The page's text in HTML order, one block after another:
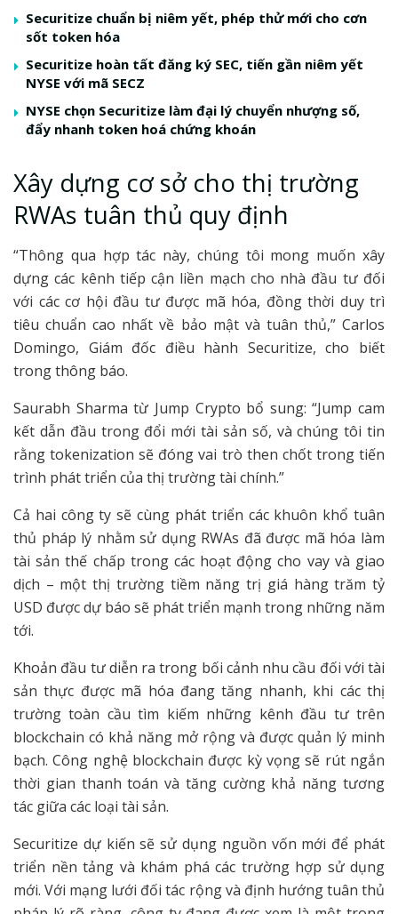
Securitize chuẩn bị niêm yết, phép thử mới cho cơn
sốt token hóa
Securitize hoàn tất đăng ký SEC, tiến gần niêm yết
NYSE với mã SECZ
NYSE chọn Securitize làm đại lý chuyển nhượng số,
đẩy nhanh token hoá chứng khoán
Xây dựng cơ sở cho thị trường
RWAs tuân thủ quy định
“Thông qua hợp tác này, chúng tôi mong muốn xây
dựng các kênh tiếp cận liền mạch cho nhà đầu tư đối
với các cơ hội đầu tư được mã hóa, đồng thời duy trì
tiêu chuẩn cao nhất về bảo mật và tuân thủ,” Carlos
Domingo, Giám đốc điều hành Securitize, cho biết
trong thông báo.
Saurabh Sharma từ Jump Crypto bổ sung: “Jump cam
kết dẫn đầu trong đổi mới tài sản số, và chúng tôi tin
rằng tokenization sẽ đóng vai trò then chốt trong tiến
trình phát triển của thị trường tài chính.”
Cả hai công ty sẽ cùng phát triển các khuôn khổ tuân
thủ pháp lý nhằm sử dụng RWAs đã được mã hóa làm
tài sản thế chấp trong các hoạt động cho vay và giao
dịch – một thị trường tiềm năng trị giá hàng trăm tỷ
USD được dự báo sẽ phát triển mạnh trong những năm
tới.
Khoản đầu tư diễn ra trong bối cảnh nhu cầu đối với tài
sản thực được mã hóa đang tăng nhanh, khi các thị
trường toàn cầu tìm kiếm những kênh đầu tư trên
blockchain có khả năng mở rộng và được quản lý minh
bạch. Công nghệ blockchain được kỳ vọng sẽ rút ngắn
thời gian thanh toán và tăng cường khả năng tương
tác giữa các loại tài sản.
Securitize dự kiến sẽ sử dụng nguồn vốn mới để phát
triển nền tảng và khám phá các trường hợp sử dụng
mới. Với mạng lưới đối tác rộng và định hướng tuân thủ